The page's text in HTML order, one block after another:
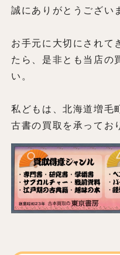
誠にありがとうござい
お手元に大切にされて
たら、是非とも当店の
い。
私どもは、北海道増毛
古書の買取を承ってお